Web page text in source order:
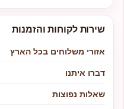
שירות לקוחות והזמנות
אזורי משלוחים בכל הארץ
דברו איתנו
שאלות נפוצות